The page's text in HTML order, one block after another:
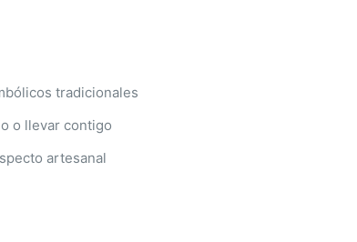
tradicionales
o llevar contigo
artesanal